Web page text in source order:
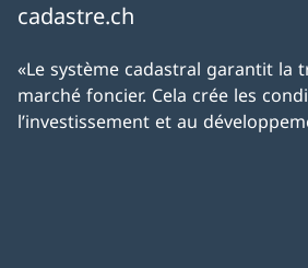
cadastre.ch
«Le système cadastral garantit la
marché foncier. Cela crée les
l’investissement et au